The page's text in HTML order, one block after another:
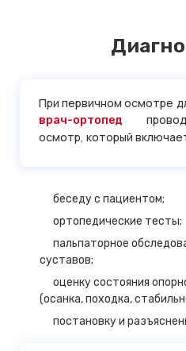
При первичном осмотре
врач-ортопед
осмотр, который
беседу с пациентом;
ортопедические тесты;
пальпаторное
суставов;
оценку состояния
(осанка, походка,
постановку и